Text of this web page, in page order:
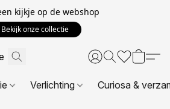
kijkje op de webshop
Bekijk onze collectie
Verlichting Curiosa &